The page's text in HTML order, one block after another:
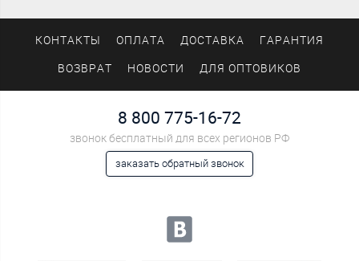
КОНТАКТЫ ОПЛАТА ДОСТАВКА ГАРАНТИЯ
ВОЗВРАТ НОВОСТИ ДЛЯ ОПТОВИКОВ
8 800 775-16-72
звонок бесплатный для всех регионов РФ
заказать обратный звонок